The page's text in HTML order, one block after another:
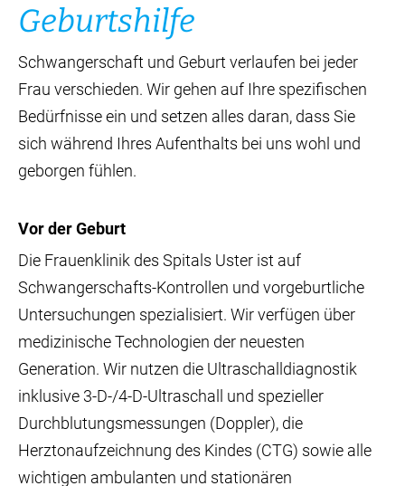
Ge­burts­hil­fe
Schwangerschaft und Geburt verlaufen bei jeder
Frau verschieden. Wir gehen auf Ihre spezifischen
Bedürfnisse ein und setzen alles daran, dass Sie
sich während Ihres Aufenthalts bei uns wohl und
geborgen fühlen.
Vor der Geburt
Die Frauenklinik des Spitals Uster ist auf
Schwangerschafts-Kontrollen und vorgeburtliche
Untersuchungen spezialisiert. Wir verfügen über
medizinische Technologien der neuesten
Generation. Wir nutzen die Ultraschalldiagnostik
inklusive 3-D-/4-D-Ultraschall und spezieller
Durchblutungsmessungen (Doppler), die
Herztonaufzeichnung des Kindes (CTG) sowie alle
wichtigen ambulanten und stationären